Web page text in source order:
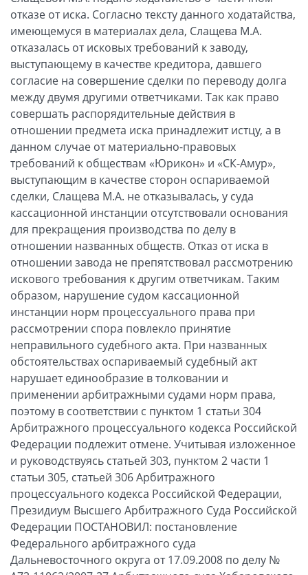
отказе от иска. Согласно тексту данного ходатайства,
имеющемуся в материалах дела, Слащева М.А.
отказалась от исковых требований к заводу,
выступающему в качестве кредитора, давшего
согласие на совершение сделки по переводу долга
между двумя другими ответчиками. Так как право
совершать распорядительные действия в
отношении предмета иска принадлежит истцу, а в
данном случае от материально-правовых
требований к обществам «Юрикон» и «СК-Амур»,
выступающим в качестве сторон оспариваемой
сделки, Слащева М.А. не отказывалась, у суда
кассационной инстанции отсутствовали основания
для прекращения производства по делу в
отношении названных обществ. Отказ от иска в
отношении завода не препятствовал рассмотрению
искового требования к другим ответчикам. Таким
образом, нарушение судом кассационной
инстанции норм процессуального права при
рассмотрении спора повлекло принятие
неправильного судебного акта. При названных
обстоятельствах оспариваемый судебный акт
нарушает единообразие в толковании и
применении арбитражными судами норм права,
поэтому в соответствии с пунктом 1 статьи 304
Арбитражного процессуального кодекса Российской
Федерации подлежит отмене. Учитывая изложенное
и руководствуясь статьей 303, пунктом 2 части 1
статьи 305, статьей 306 Арбитражного
процессуального кодекса Российской Федерации,
Президиум Высшего Арбитражного Суда Российской
Федерации ПОСТАНОВИЛ: постановление
Федерального арбитражного суда
Дальневосточного округа от 17.09.2008 по делу №